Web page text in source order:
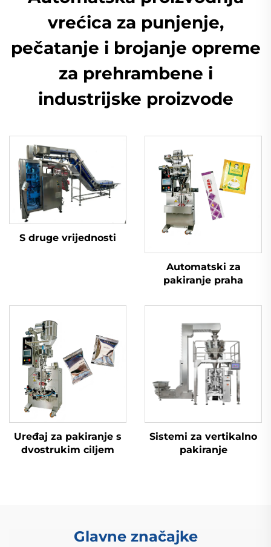
vrećica za punjenje,
pečatanje i brojanje opreme
za prehrambene i
industrijske proizvode
S druge vrijednosti
Automatski za
pakiranje praha
Uređaj za pakiranje s
dvostrukim ciljem
Sistemi za vertikalno
pakiranje
Glavne značajke